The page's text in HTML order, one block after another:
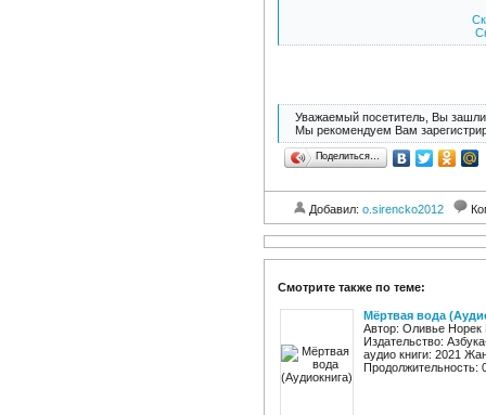
Уважаемый посетитель, Вы зашли
Мы рекомендуем Вам
Поделиться…
Добавил: o.sirencko2012
Смотрите также по теме:
Мёртвая вода
Автор: Оливье Норек
Издательство:
аудио книги: 2021
Продолжительность: